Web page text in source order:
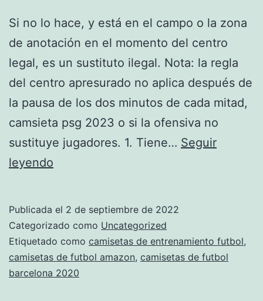
Si no lo hace, y está en el campo o la zona
de anotación en el momento del centro
legal, es un sustituto ilegal. Nota: la regla
del centro apresurado no aplica después de
la pausa de los dos minutos de cada mitad,
camsieta psg 2023 o si la ofensiva no
sustituye jugadores. 1. Tiene… Seguir
leyendo
2018
Publicada el 2 de septiembre de 2022
Categorizado como Uncategorized
Etiquetado como camisetas de entrenamiento futbol,
camisetas de futbol amazon, camisetas de futbol
barcelona 2020